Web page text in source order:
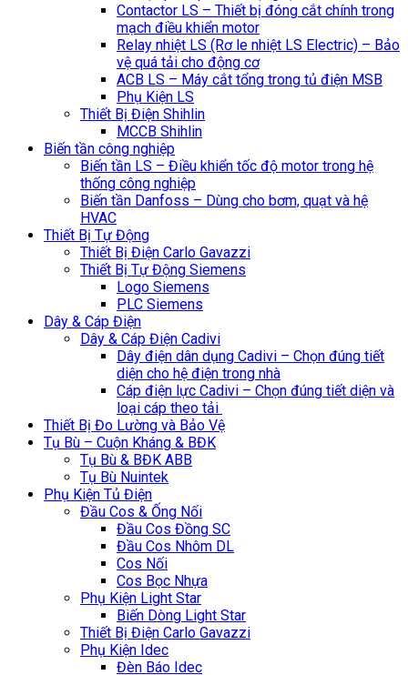
Contactor LS – Thiết bị đóng cắt chính trong
mạch điều khiển motor
Relay nhiệt LS (Rơ le nhiệt LS Electric) – Bảo
vệ quá tải cho động cơ
ACB LS – Máy cắt tổng trong tủ điện MSB
Phụ Kiện LS
Thiết Bị Điện Shihlin
MCCB Shihlin
Biến tần công nghiệp
Biến tần LS – Điều khiển tốc độ motor trong hệ
thống công nghiệp
Biến tần Danfoss – Dùng cho bơm, quạt và hệ
HVAC
Thiết Bị Tự Động
Thiết Bị Điện Carlo Gavazzi
Thiết Bị Tự Động Siemens
Logo Siemens
PLC Siemens
Dây & Cáp Điện
Dây & Cáp Điện Cadivi
Dây điện dân dụng Cadivi – Chọn đúng tiết
diện cho hệ điện trong nhà
Cáp điện lực Cadivi – Chọn đúng tiết diện và
loại cáp theo tải
Thiết Bị Đo Lường và Bảo Vệ
Tụ Bù – Cuộn Kháng & BĐK
Tụ Bù & BĐK ABB
Tụ Bù Nuintek
Phụ Kiện Tủ Điện
Đầu Cos & Ống Nối
Đầu Cos Đồng SC
Đầu Cos Nhôm DL
Cos Nối
Cos Bọc Nhựa
Phụ Kiện Light Star
Biến Dòng Light Star
Thiết Bị Điện Carlo Gavazzi
Phụ Kiện Idec
Đèn Báo Idec